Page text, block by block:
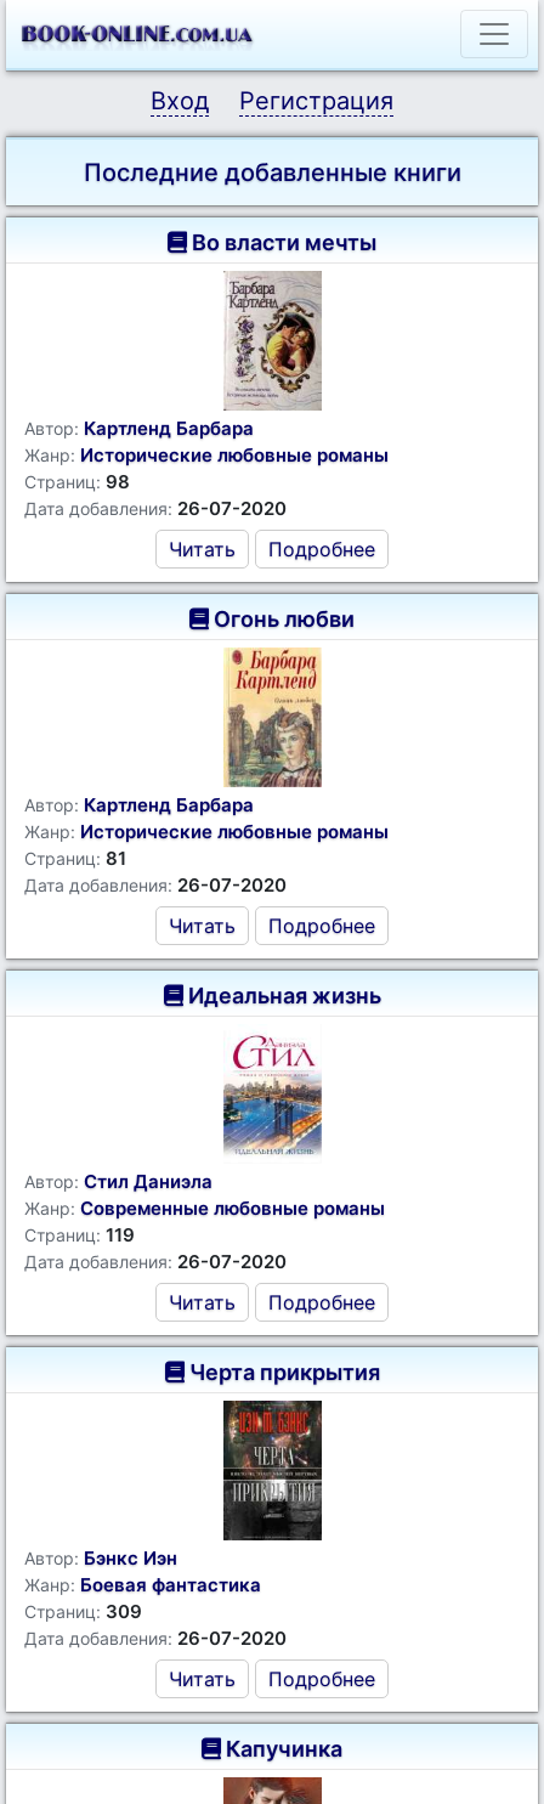
Вход Регистрация
Последние добавленные книги
Во власти мечты
Автор: Картленд Барбара
Жанр: Исторические любовные романы
Страниц: 98
Дата добавления: 26-07-2020
Читать Подробнее
Огонь любви
Автор: Картленд Барбара
Жанр: Исторические любовные романы
Страниц: 81
Дата добавления: 26-07-2020
Читать Подробнее
Идеальная жизнь
Автор: Стил Даниэла
Жанр: Современные любовные романы
Страниц: 119
Дата добавления: 26-07-2020
Читать Подробнее
Черта прикрытия
Автор: Бэнкс Иэн
Жанр: Боевая фантастика
Страниц: 309
Дата добавления: 26-07-2020
Читать Подробнее
Капучинка